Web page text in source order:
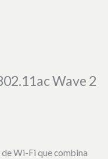
Wave 2
Wi-Fi que combina